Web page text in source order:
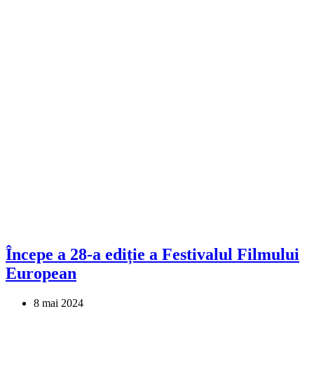
Începe a 28-a ediție a Festivalul Filmului
European
8 mai 2024